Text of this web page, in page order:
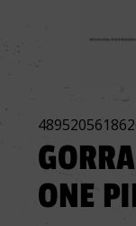
ONE